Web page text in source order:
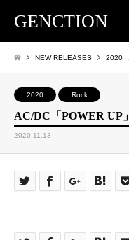
GENCTION
NEW RELEASES 2020
2020 Rock
AC/DC「POWER UP」
2020.11.13